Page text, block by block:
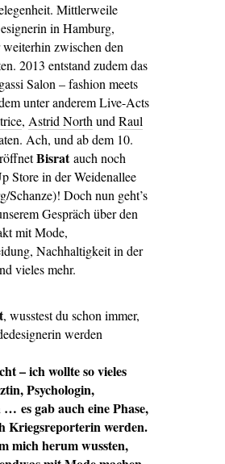
Mittlerweile
in Hamburg,
weiterhin zwischen den
2013 entstand zudem das
Salon – fashion meets
unter anderem Live-Acts
, Astrid North und Raul
Ach, und ab dem 10.
Bisratauch noch
Store in der Weidenallee
Schanze)! Doch nun geht’s
Gespräch über den
mit Mode,
Nachhaltigkeit in der
vieles mehr.
, wusstest du schon immer,
werden
– ich wollte so vieles
Psychologin,
es gab auch eine Phase,
Kriegsreporterin werden.
mich herum wussten,